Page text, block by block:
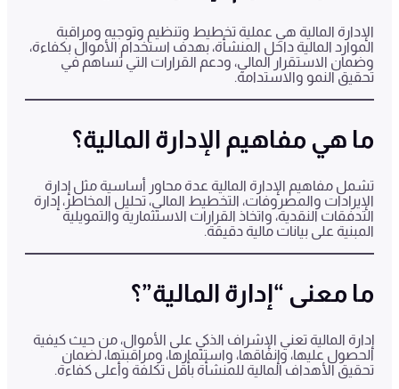
الإدارة المالية هي عملية تخطيط وتنظيم وتوجيه ومراقبة
الموارد المالية داخل المنشأة، بهدف استخدام الأموال بكفاءة،
وضمان الاستقرار المالي، ودعم القرارات التي تساهم في
تحقيق النمو والاستدامة.
ما هي مفاهيم الإدارة المالية؟
تشمل مفاهيم الإدارة المالية عدة محاور أساسية مثل إدارة
الإيرادات والمصروفات، التخطيط المالي، تحليل المخاطر، إدارة
التدفقات النقدية، واتخاذ القرارات الاستثمارية والتمويلية
المبنية على بيانات مالية دقيقة.
ما معنى “إدارة المالية”؟
إدارة المالية تعني الإشراف الذكي على الأموال، من حيث كيفية
الحصول عليها، وإنفاقها، واستثمارها، ومراقبتها، لضمان
تحقيق الأهداف المالية للمنشأة بأقل تكلفة وأعلى كفاءة.